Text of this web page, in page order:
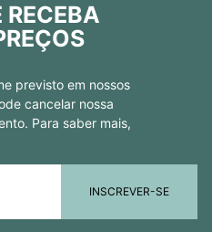
RECEBA
previsto em nossos
cancelar nossa
Para saber mais,
INSCREVER-SE